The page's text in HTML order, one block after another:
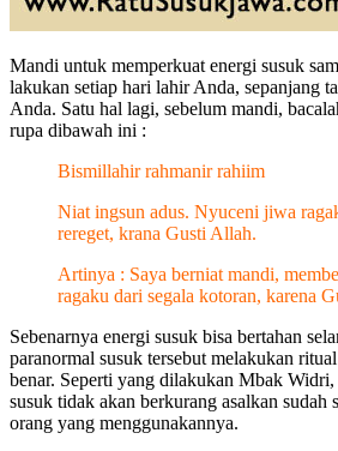
Mandi untuk memperkuat energi susuk
lakukan setiap hari lahir Anda, sepanjang
Anda. Satu hal lagi, sebelum mandi,
rupa dibawah ini :
Bismillahir rahmanir rahiim
Niat ingsun adus. Nyuceni jiwa
rereget, krana Gusti Allah.
Artinya : Saya berniat mandi,
ragaku dari segala kotoran, karena
Sebenarnya energi susuk bisa bertahan
paranormal susuk tersebut melakukan
benar. Seperti yang dilakukan Mbak
susuk tidak akan berkurang asalkan sudah
orang yang menggunakannya.